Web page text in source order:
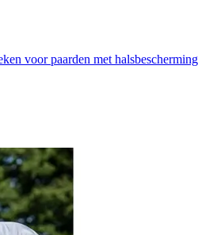
voor paarden met halsbescherming